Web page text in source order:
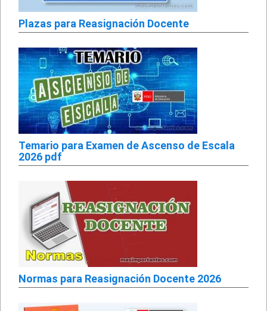
Plazas para Reasignación Docente
Temario para Examen de Ascenso de Escala
2026 pdf
Normas para Reasignación Docente 2026